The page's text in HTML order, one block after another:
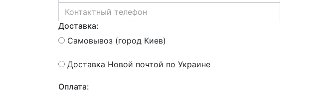
Доставка:
Самовывоз (город Киев)
Доставка Новой почтой по Украине
Оплата: